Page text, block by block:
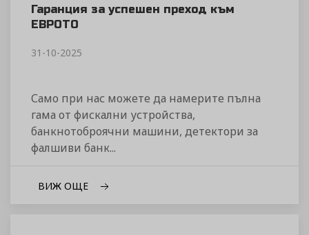
Гаранция за успешен преход към
ЕВРОТО
31-10-2025
Само при нас можете да намерите пълна
гама от фискални устройства,
банкнотоброячни машини, детектори за
фалшиви банк...
ВИЖ ОЩЕ